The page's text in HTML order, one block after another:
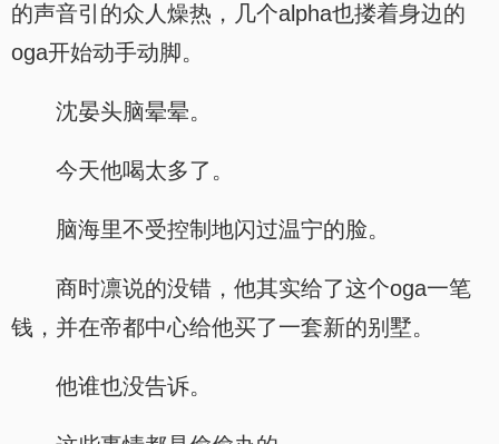
的声音引的众人燥热，几个alpha也搂着身边的
oga开始动手动脚。
沈晏头脑晕晕。
今天他喝太多了。
脑海里不受控制地闪过温宁的脸。
商时凛说的没错，他其实给了这个oga一笔
钱，并在帝都中心给他买了一套新的别墅。
他谁也没告诉。